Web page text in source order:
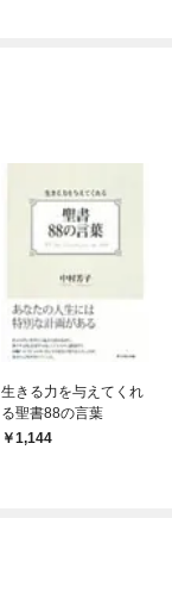
生きる力を与えてくれ
る聖書88の言葉
1,144